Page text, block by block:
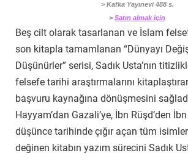
> Kafka Yayınevi 488 s.
> Satın almak için
Beş cilt olarak tasarlanan ve İslam
son kitapla tamamlanan “Dünyayı
Düşünürler” serisi, Sadık Usta’nın
felsefe tarihi araştırmalarını
başvuru kaynağına dönüşmesini
Hayyam’dan Gazali’ye, İbn Rüşd’den
düşünce tarihinde çığır açan tüm
değinen kitabın yazım sürecini Sadık